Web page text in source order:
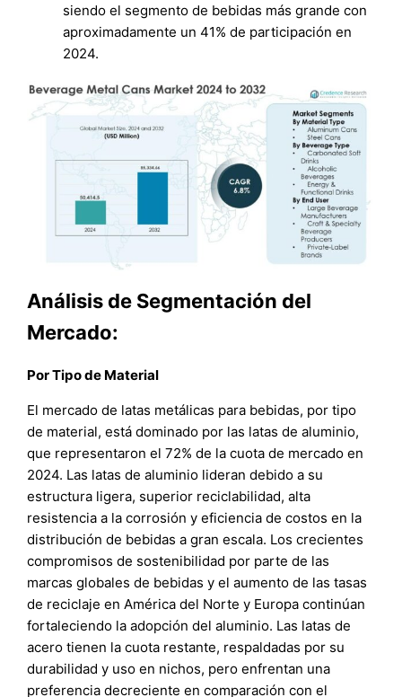
siendo el segmento de bebidas más grande con
aproximadamente un 41% de participación en
2024.
Análisis de Segmentación del
Mercado:
Por Tipo de Material
El mercado de latas metálicas para bebidas, por tipo
de material, está dominado por las latas de aluminio,
que representaron el 72% de la cuota de mercado en
2024. Las latas de aluminio lideran debido a su
estructura ligera, superior reciclabilidad, alta
resistencia a la corrosión y eficiencia de costos en la
distribución de bebidas a gran escala. Los crecientes
compromisos de sostenibilidad por parte de las
marcas globales de bebidas y el aumento de las tasas
de reciclaje en América del Norte y Europa continúan
fortaleciendo la adopción del aluminio. Las latas de
acero tienen la cuota restante, respaldadas por su
durabilidad y uso en nichos, pero enfrentan una
preferencia decreciente en comparación con el